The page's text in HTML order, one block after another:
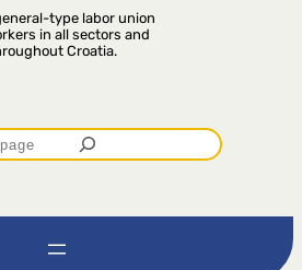
type labor union
in all sectors and
Croatia.